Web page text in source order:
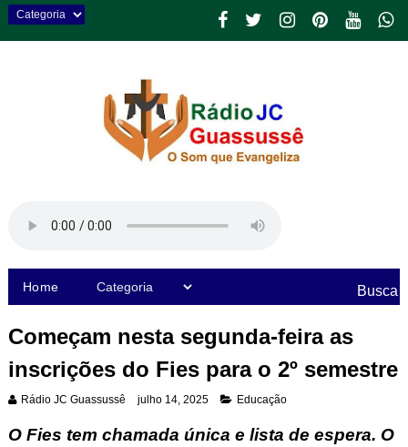
Home Busca
Começam nesta segunda-feira as
inscrições do Fies para o 2º semestre
Rádio JC Guassussê julho 14, 2025 Educação
O Fies tem chamada única e lista de espera. O